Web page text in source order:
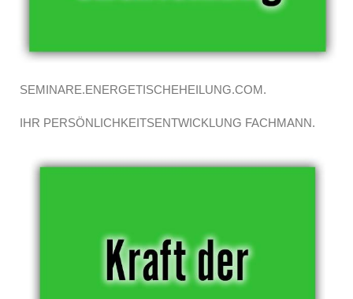
SEMINARE.ENERGETISCHEHEILUNG.COM.
IHR PERSÖNLICHKEITSENTWICKLUNG FACHMANN.